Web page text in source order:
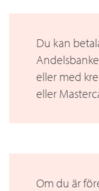
Du kan
eller med
eller
Om du är